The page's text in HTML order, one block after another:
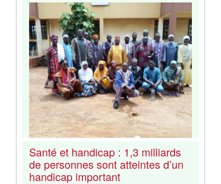
Santé et handicap : 1,3 milliards
de personnes sont atteintes d’un
handicap important